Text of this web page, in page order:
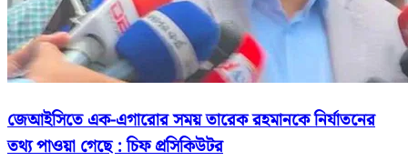
জেআইসিতে এক-এগারোর সময় তারেক রহমানকে নির্যাতনের
তথ্য পাওয়া গেছে : চিফ প্রসিকিউটর